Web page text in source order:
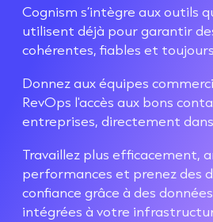
Cognism s’intègre aux outils
utilisent déjà pour garantir
cohérentes, fiables et
Donnez aux équipes
RevOps l'accès aux bons
entreprises, directement
Travaillez plus efficacement,
performances et prenez des
confiance grâce à des
intégrées à votre